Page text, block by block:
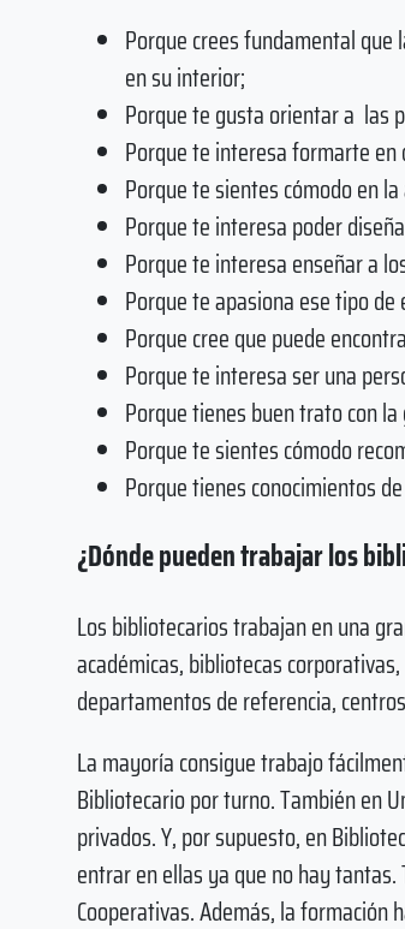
Porque crees fundamental
en su interior;
Porque te gusta orientar a las
Porque te interesa formarte
Porque te sientes cómodo en
Porque te interesa poder
Porque te interesa enseñar a
Porque te apasiona ese tipo de
Porque cree que puede
Porque te interesa ser una
Porque tienes buen trato con
Porque te sientes cómodo
Porque tienes conocimientos
¿Dónde pueden trabajar los
Los bibliotecarios trabajan en una
académicas, bibliotecas
departamentos de referencia,
La mayoría consigue trabajo
Bibliotecario por turno. También en
privados. Y, por supuesto, en
entrar en ellas ya que no hay
Cooperativas. Además, la